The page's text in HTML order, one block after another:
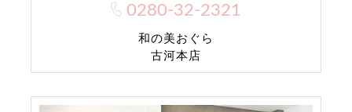
0280-32-2321
和の美おぐら
古河本店